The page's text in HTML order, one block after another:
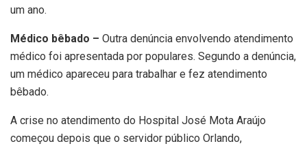
um ano.
Médico bêbado – Outra denúncia envolvendo atendimento
médico foi apresentada por populares. Segundo a denúncia,
um médico apareceu para trabalhar e fez atendimento
bêbado.
A crise no atendimento do Hospital José Mota Araújo
começou depois que o servidor público Orlando,